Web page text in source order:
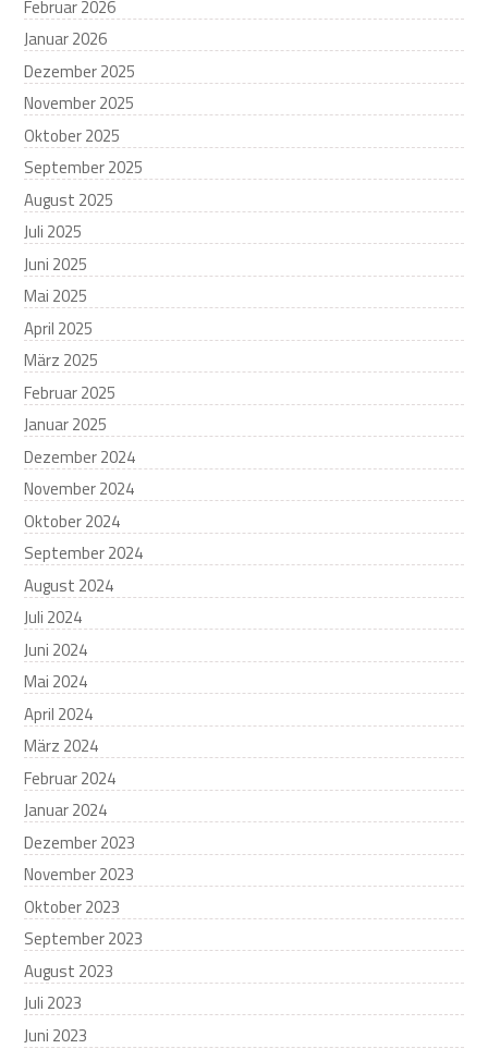
Februar 2026
Januar 2026
Dezember 2025
November 2025
Oktober 2025
September 2025
August 2025
Juli 2025
Juni 2025
Mai 2025
April 2025
März 2025
Februar 2025
Januar 2025
Dezember 2024
November 2024
Oktober 2024
September 2024
August 2024
Juli 2024
Juni 2024
Mai 2024
April 2024
März 2024
Februar 2024
Januar 2024
Dezember 2023
November 2023
Oktober 2023
September 2023
August 2023
Juli 2023
Juni 2023